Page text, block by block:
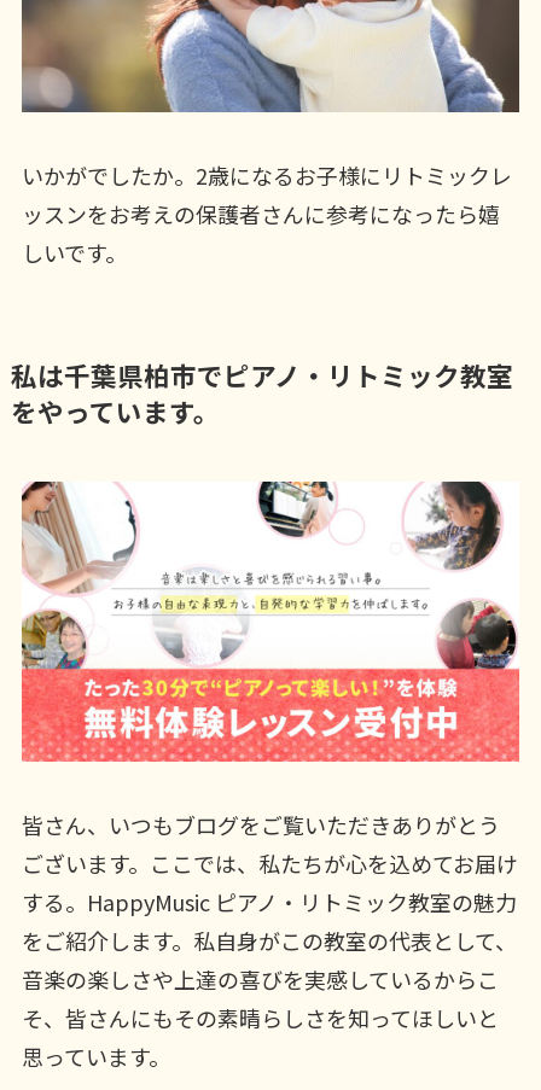
いかがでしたか。2歳になるお子様にリトミックレ
ッスンをお考えの保護者さんに参考になったら嬉
しいです。
私は千葉県柏市でピアノ・リトミック教室
をやっています。
皆さん、いつもブログをご覧いただきありがとう
ございます。ここでは、私たちが心を込めてお届け
する。HappyMusic ピアノ・リトミック教室の魅力
をご紹介します。私自身がこの教室の代表として、
音楽の楽しさや上達の喜びを実感しているからこ
そ、皆さんにもその素晴らしさを知ってほしいと
思っています。